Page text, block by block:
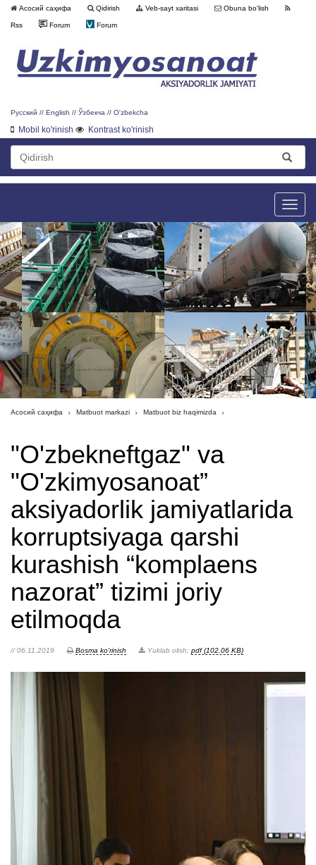
Асосий саҳифа Qidirish Veb-sayt xaritasi Obuna bo'lish
Rss Forum Forum
Русский // English // Ўзбекча // O'zbekcha
Mobil ko'rinish Kontrast ko'rinish
Toggle
Асосий саҳифа Matbuot markazi Matbuot biz haqimizda
"O'zbekneftgaz" va
"O'zkimyosanoat”
aksiyadorlik jamiyatlarida
korruptsiyaga qarshi
kurashish “komplaens
nazorat” tizimi joriy
etilmoqda
// 06.11.2019 Bosma ko'rinish Yuklab olish: pdf (102.06 KB)